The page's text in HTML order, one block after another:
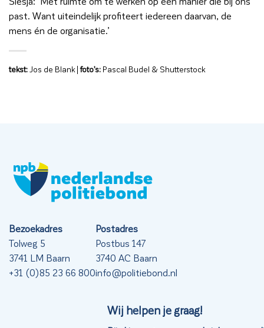
past. Want uiteindelijk profiteert iedereen daarvan, de
mens én de organisatie.’
tekst:Jos de Blank |foto’s: Pascal Budel & Shutterstock
Bezoekadres
Tolweg 5
3741 LM Baarn
+31 (0)85 23 66 800
Postadres
Postbus 147
3740 AC Baarn
info@politiebond.nl
Wij helpen je graag!